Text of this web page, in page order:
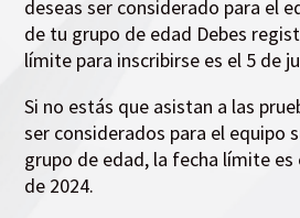
deseas ser considerado para el
de tu grupo de edad Debes
límite para inscribirse es el 5 de
Si no estás que asistan a las
ser considerados para el equipo
grupo de edad, la fecha límite es
de 2024.